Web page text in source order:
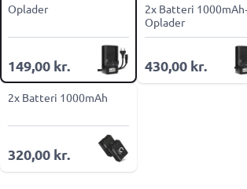
Oplader
149,00 kr.
2x Batteri
Oplader
430,00 kr.
2x Batteri 1000mAh
320,00 kr.